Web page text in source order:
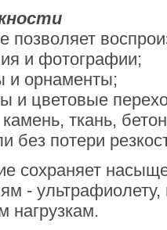
позволяет
и фотографии;
и орнаменты;
и цветовые
ткань,
без потери
сохраняет
-
нагрузкам.